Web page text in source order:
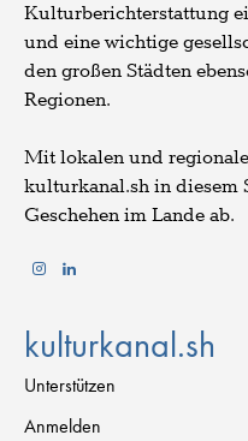
Kulturberichterstattung
und eine wichtige
den großen Städten
Regionen.
Mit lokalen und
kulturkanal.sh in diesem
Geschehen im Lande ab.
kulturkanal.sh
Unterstützen
Anmelden